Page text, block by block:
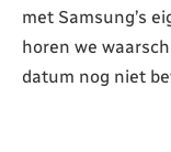
met Samsung’s
horen we
datum nog niet